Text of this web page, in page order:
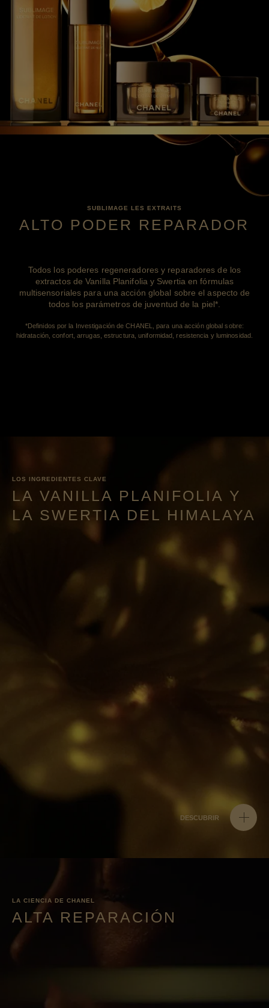
SUBLIMAGE LES EXTRAITS
ALTO PODER REPARADOR
Todos los poderes regeneradores y reparadores de los
extractos de Vanilla Planifolia y Swertia en fórmulas
multisensoriales para una acción global sobre el aspecto de
todos los parámetros de juventud de la piel*.
*Definidos por la Investigación de CHANEL, para una acción global sobre:
hidratación, confort, arrugas, estructura, uniformidad, resistencia y luminosidad.
LOS INGREDIENTES CLAVE
LA VANILLA PLANIFOLIA Y
LA SWERTIA DEL HIMALAYA
DESCUBRIR
LA CIENCIA DE CHANEL
ALTA REPARACIÓN